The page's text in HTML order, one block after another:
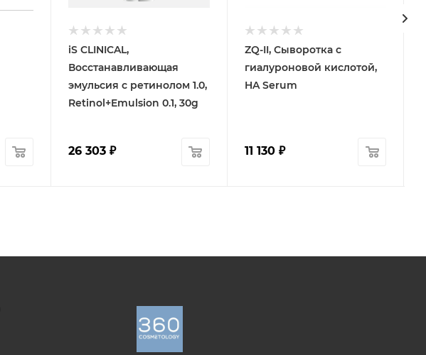
iS CLINICAL,
Восстанавливающая
эмульсия с ретинолом 1.0,
Retinol+Emulsion 0.1, 30g
26 303₽
ZQ-II, Сыворотка с
гиалуроновой кислотой,
HA Serum
11 130₽